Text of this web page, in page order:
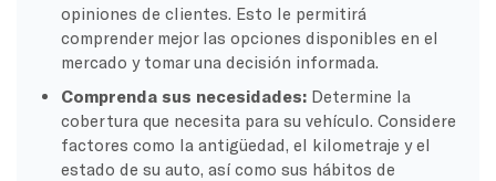
opiniones de clientes. Esto le permitirá
comprender mejor las opciones disponibles en el
mercado y tomar una decisión informada.
Comprenda sus necesidades: Determine la
cobertura que necesita para su vehículo. Considere
factores como la antigüedad, el kilometraje y el
estado de su auto, así como sus hábitos de